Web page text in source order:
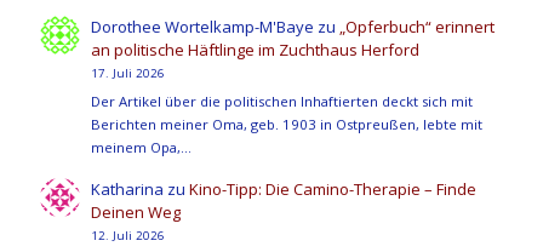
Dorothee Wortelkamp-M'Baye zu „Opferbuch“ erinnert
an politische Häftlinge im Zuchthaus Herford
17. Juli 2026
Der Artikel über die politischen Inhaftierten deckt sich mit
Berichten meiner Oma, geb. 1903 in Ostpreußen, lebte mit
meinem Opa,…
Katharina zuKino-Tipp: Die Camino-Therapie – Finde
Deinen Weg
12. Juli 2026